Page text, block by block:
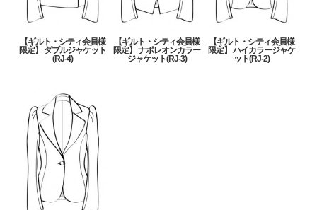
【ギルト・シティ会員様
限定】 ダブルジャケット
(RJ-4)
【ギルト・シティ会員様
限定】 ナポレオンカラー
ジャケット(RJ-3)
【ギルト・シティ会員様
限定】 ハイカラージャケ
ット(RJ-2)